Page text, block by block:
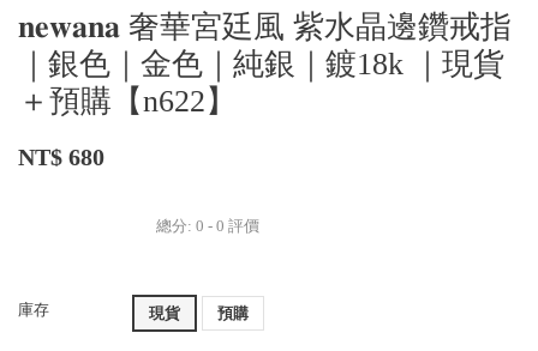
𝐧𝐞𝐰𝐚𝐧𝐚 奢華宮廷風 紫水晶邊鑽戒指
｜銀色｜金色｜純銀｜鍍18k ｜現貨
＋預購【n622】
NT$ 680
總分: 0 - 0 評價
庫存 現貨 預購